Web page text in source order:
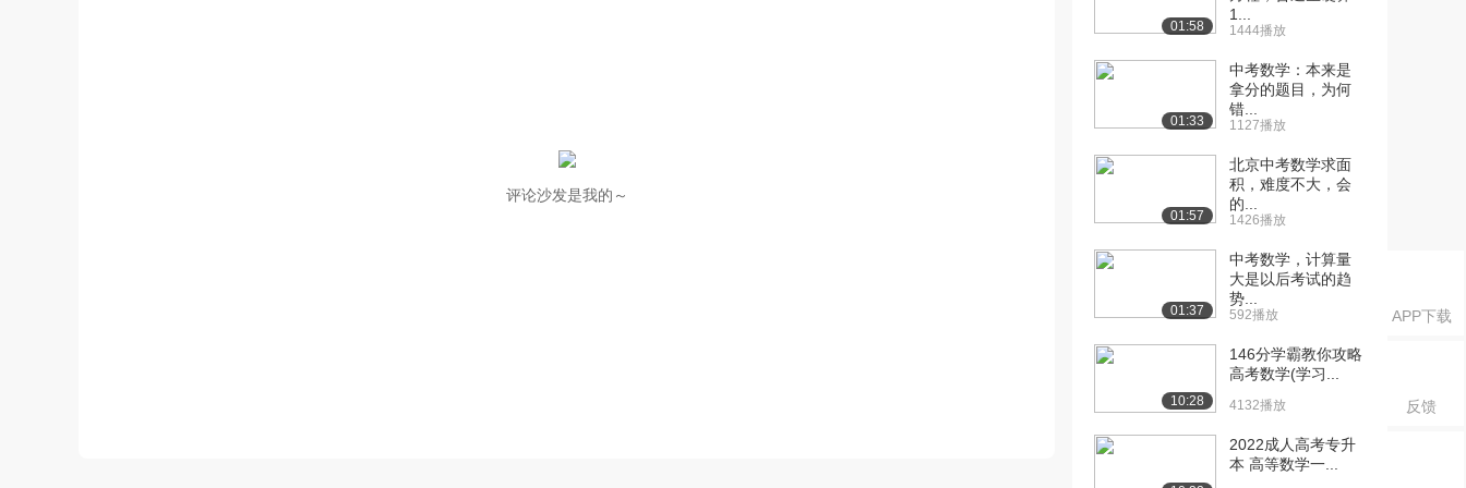
APP下载
反馈
评论沙发是我的～
01:58
1...
1444播放
01:33
中考数学：本来是
拿分的题目，为何
错...
1127播放
01:57
北京中考数学求面
积，难度不大，会
的...
1426播放
01:37
中考数学，计算量
大是以后考试的趋
势...
592播放
10:28
146分学霸教你攻略
高考数学(学习...
4132播放
2022成人高考专升
本 高等数学一...